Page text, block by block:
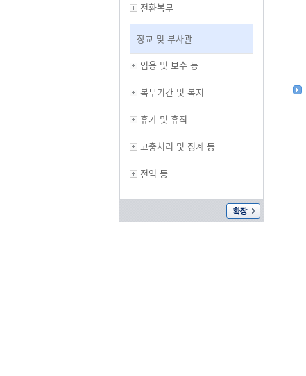
전환복무
장교 및 부사관
임용 및 보수 등
복무기간 및 복지
휴가 및 휴직
고충처리 및 징계 등
전역 등